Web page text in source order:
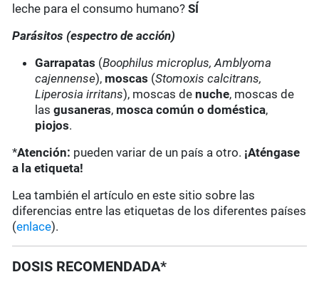
leche para el consumo humano?SÍ
Parásitos (espectro de acción)
Garrapatas (Boophilus micro­plus, Amblyoma
cajennense), moscas (Stomoxis calcitrans,
Liperosia irritans), moscas denuche, moscas de
lasgusa­neras, mosca común o doméstica,
piojos.
*Atención: pueden variar de un país a otro. ¡Aténgase
a la etiqueta!
Lea también el artículo en este sitio sobre las
diferencias entre las etiquetas de los diferentes países
(enlace).
DOSIS RECOMENDADA*